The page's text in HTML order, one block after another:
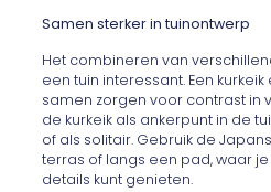
Samen sterker in tuinontwerp
Het combineren van
een tuin interessant. Een
samen zorgen voor contrast in
de kurkeik als ankerpunt in de
of als solitair. Gebruik de
terras of langs een pad, waar
details kunt genieten.